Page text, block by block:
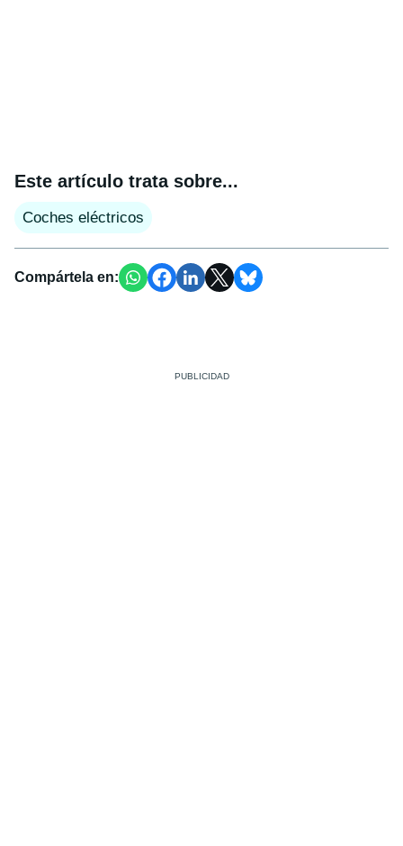
Este artículo trata sobre...
Coches eléctricos
Compártela en: